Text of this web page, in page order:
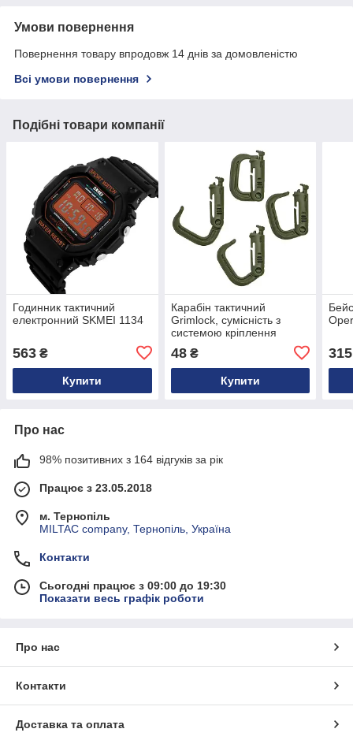
Умови повернення
Повернення товару впродовж 14 днів за домовленістю
Всі умови повернення
Подібні товари компанії
Годинник тактичний
електронний SKMEI 1134
563 ₴
Купити
Карабін тактичний
Grimlock, сумісність з
системою кріплення
48₴
Купити
315
Про нас
98% позитивних з 164 відгуків за рік
Працює з 23.05.2018
м. Тернопіль
MILTAC company, Тернопіль, Україна
Контакти
Сьогодні працює з 09:00 до 19:30
Показати весь графік роботи
Про нас
Контакти
Доставка та оплата